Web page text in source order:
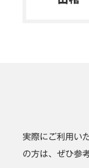
実際にご利用い
の方は、ぜひ参